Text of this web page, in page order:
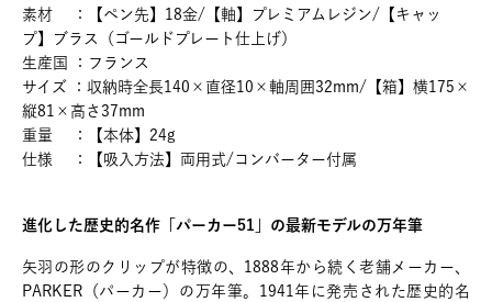
素材 ：【ペン先】18金/【軸】プレミアムレジン/【キャッ
プ】ブラス（ゴールドプレート仕上げ）
生産国 ：フランス
サイズ ：収納時全長140×直径10×軸周囲32mm/【箱】横175×
縦81×高さ37mm
重量 ：【本体】24g
仕様 ：【吸入方法】両用式/コンバーター付属
進化した歴史的名作「パーカー51」の最新モデルの万年筆
矢羽の形のクリップが特徴の、1888年から続く老舗メーカー、
PARKER（パーカー）の万年筆。1941年に発売された歴史的名